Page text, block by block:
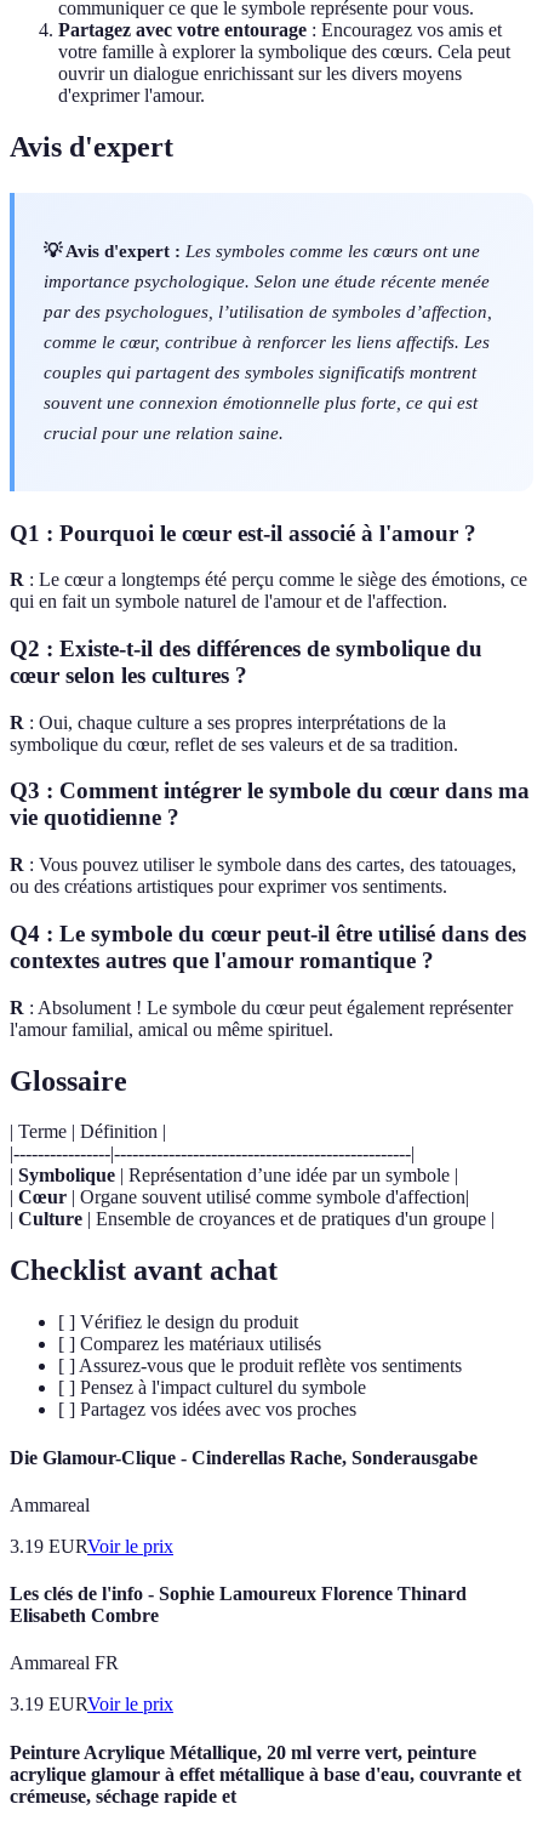
communiquer ce que le symbole représente pour vous.
Partagez avec votre entourage : Encouragez vos amis et
votre famille à explorer la symbolique des cœurs. Cela peut
ouvrir un dialogue enrichissant sur les divers moyens
d'exprimer l'amour.
Avis d'expert
💡 Avis d'expert : Les symboles comme les cœurs ont une
importance psychologique. Selon une étude récente menée
par des psychologues, l’utilisation de symboles d’affection,
comme le cœur, contribue à renforcer les liens affectifs. Les
couples qui partagent des symboles significatifs montrent
souvent une connexion émotionnelle plus forte, ce qui est
crucial pour une relation saine.
Q1 : Pourquoi le cœur est-il associé à l'amour ?
R : Le cœur a longtemps été perçu comme le siège des émotions, ce
qui en fait un symbole naturel de l'amour et de l'affection.
Q2 : Existe-t-il des différences de symbolique du
cœur selon les cultures ?
R : Oui, chaque culture a ses propres interprétations de la
symbolique du cœur, reflet de ses valeurs et de sa tradition.
Q3 : Comment intégrer le symbole du cœur dans ma
vie quotidienne ?
R : Vous pouvez utiliser le symbole dans des cartes, des tatouages,
ou des créations artistiques pour exprimer vos sentiments.
Q4 : Le symbole du cœur peut-il être utilisé dans des
contextes autres que l'amour romantique ?
R : Absolument ! Le symbole du cœur peut également représenter
l'amour familial, amical ou même spirituel.
Glossaire
| Terme | Définition |
|----------------|-------------------------------------------------|
| Symbolique | Représentation d’une idée par un symbole |
| Cœur | Organe souvent utilisé comme symbole d'affection|
| Culture | Ensemble de croyances et de pratiques d'un groupe |
Checklist avant achat
[ ] Vérifiez le design du produit
[ ] Comparez les matériaux utilisés
[ ] Assurez-vous que le produit reflète vos sentiments
[ ] Pensez à l'impact culturel du symbole
[ ] Partagez vos idées avec vos proches
Die Glamour-Clique - Cinderellas Rache, Sonderausgabe
Ammareal
3.19 EURVoir le prix
Les clés de l'info - Sophie Lamoureux Florence Thinard
Elisabeth Combre
Ammareal FR
3.19 EURVoir le prix
Peinture Acrylique Métallique, 20 ml verre vert, peinture
acrylique glamour à effet métallique à base d'eau, couvrante et
crémeuse, séchage rapide et